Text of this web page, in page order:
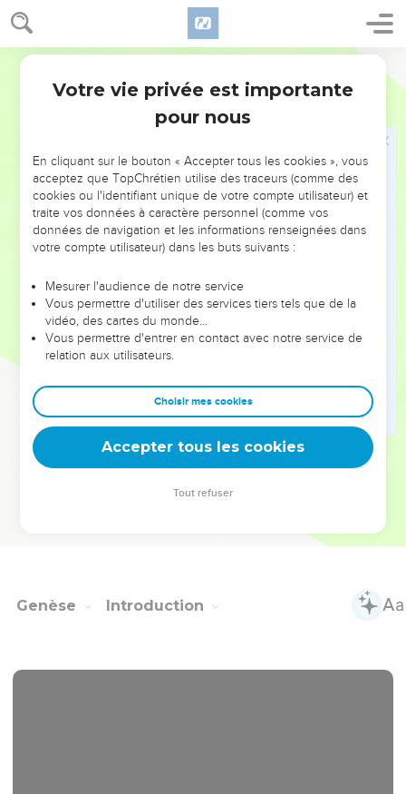
NE MANQUEZ PAS L’ÉVÉNEMENT
DE L’ANNÉE !
ET SI LEURS ERREURS POUVAIENT VOUS ÉVITER LES
VOTRES ?
leur foi ou leur vision. Mais on voit moins les doutes, les erreurs
et les saisons difficiles qu'ils ont traversés, alors même que ce
sont elles qui les ont façonnés.
Dans cette conférence, leaders, entrepreneurs, et responsables
clés pour avancer avec plus de sagesse afin que leurs erreurs
deviennent vos tremplins. Que vous guidiez un ministère, une
équipe, un groupe ou une famille, leur expérience est faite
Genèse Introduction
Votre vie privée est importante
pour nous
En cliquant sur le bouton « Accepter tous les cookies », vous
acceptez que TopChrétien utilise des traceurs (comme des
cookies ou l'identifiant unique de votre compte utilisateur) et
traite vos données à caractère personnel (comme vos
données de navigation et les informations renseignées dans
votre compte utilisateur) dans les buts suivants :
Mesurer l'audience de notre service
Vous permettre d'utiliser des services tiers tels que de la
vidéo, des cartes du monde…
Vous permettre d'entrer en contact avec notre service de
relation aux utilisateurs.
Choisir mes cookies
Accepter tous les cookies
Tout refuser